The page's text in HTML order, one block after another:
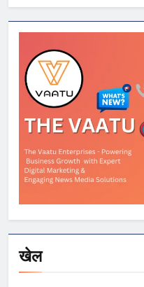
को आवेदन और सीट
स्वीकार करने के लिए
खेल